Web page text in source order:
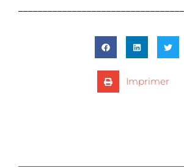
Imprimer